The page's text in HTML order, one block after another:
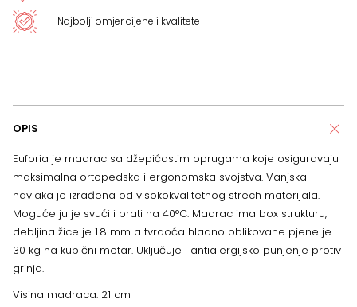
Najbolji omjer cijene i kvalitete
OPIS
Euforia je madrac sa džepićastim oprugama koje osiguravaju
maksimalna ortopedska i ergonomska svojstva. Vanjska
navlaka je izrađena od visokokvalitetnog strech materijala.
Moguće ju je svući i prati na 40°C. Madrac ima box strukturu,
debljina žice je 1.8 mm a tvrdoća hladno oblikovane pjene je
30 kg na kubični metar. Uključuje i antialergijsko punjenje protiv
grinja.
Visina madraca: 21 cm